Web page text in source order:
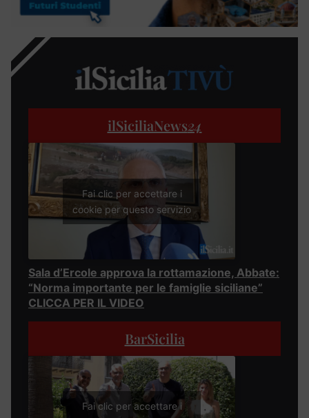
ilSiciliaNews24
Fai clic per accettare i
cookie per questo servizio
Sala d’Ercole approva la rottamazione, Abbate:
“Norma importante per le famiglie siciliane”
CLICCA PER IL VIDEO
BarSicilia
Fai clic per accettare i